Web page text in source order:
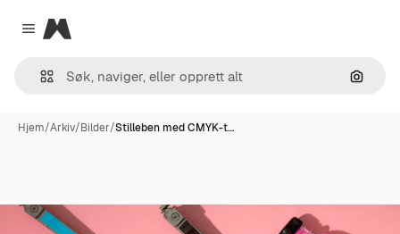
Close menu
Magnific
Søk
Hjem/Arkiv/Bilder/Stilleben med CMYK-t…